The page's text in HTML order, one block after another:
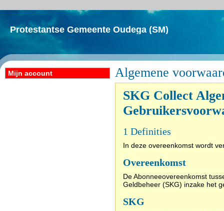
Protestantse Gemeente Oudega (SM)
Algemene
SKG Collect
1 Definities
In deze overeenkomst wordt
Overeenkomst
De Abonneeovereenkomst
Geldbeheer (SKG) inzake het
SKG
Mijn account